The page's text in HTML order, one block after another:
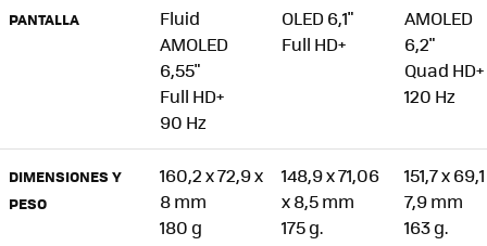
PANTALLA
Fluid
AMOLED
6,55"
Full HD+
90 Hz
OLED 6,1"
Full HD+
AMOLED
6,2"
Quad HD+
120 Hz
DIMENSIONES Y
PESO
160,2 x 72,9 x
8 mm
180 g
148,9 x 71,06
x 8,5 mm
175 g.
151,7 x
7,9 mm
163 g.